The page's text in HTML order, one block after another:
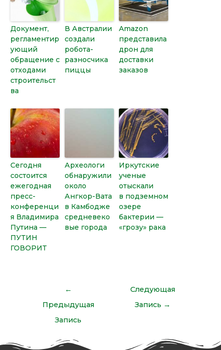
Документ,
регламентир
ующий
обращение с
отходами
строительст
ва
В Австралии
создали
робота-
разносчика
пиццы
Amazon
представила
дрон для
доставки
заказов
Сегодня
состоится
ежегодная
пресс-
конференци
я Владимира
Путина —
ПУТИН
ГОВОРИТ
Археологи
обнаружили
около
Ангкор-Вата
в Камбодже
средневеко
вые города
Иркутские
ученые
отыскали
в подземном
озере
бактерии —
«грозу» рака
←
Предыдущая
Запись
Следующая
Запись →